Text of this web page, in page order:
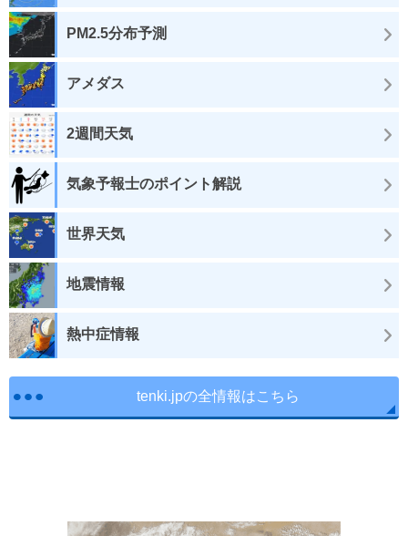
PM2.5分布予測
アメダス
2週間天気
気象予報士のポイント解説
世界天気
地震情報
熱中症情報
tenki.jpの全情報はこちら